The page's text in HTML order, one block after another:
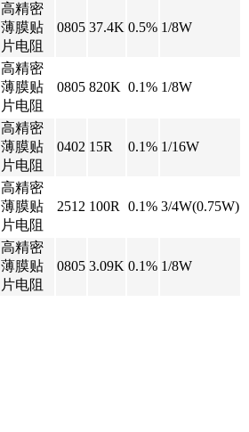
高精密
薄膜贴
片电阻
0805 37.4K 0.5% 1/8W
高精密
薄膜贴
片电阻
0805 820K 0.1% 1/8W
高精密
薄膜贴
片电阻
0402 15R 0.1% 1/16W
高精密
薄膜贴
片电阻
2512 100R 0.1% 3/4W(0.75W)
高精密
薄膜贴
片电阻
0805 3.09K 0.1% 1/8W